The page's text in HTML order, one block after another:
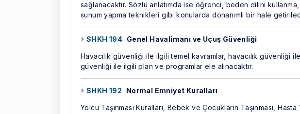
sağlanacaktır. Sözlü anlatımda ise öğrenci, beden dilini
sunum yapma teknikleri gibi konularda donanımlı bir hale
SHKH 194 Genel Havalimanı ve Uçuş Güvenliği
Havacılık güvenliği ile ilgili temel kavramlar, havacılık güvenliği
güvenliği ile ilgili plan ve programlar ele alınacaktır.
SHKH 192 Normal Emniyet Kuralları
Yolcu Taşınması Kuralları, Bebek ve Çocukların Taşınması,